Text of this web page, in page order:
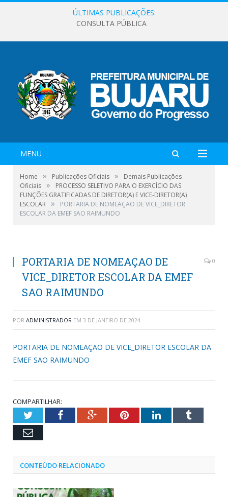
ÚLTIMAS PUBLICAÇÕES:
CONSULTA PÚBLICA
MENU
Home » Publicações Oficiais »
Demais Publicações
Oficiais »
PROCESSO SELETIVO PARA O EXERCÍCIO DAS
FUNÇÕES GRATIFICADAS DE DIRETOR(A) E VICE-DIRETOR(A)
ESCOLAR »
PORTARIA DE NOMEAÇAO DE VICE_DIRETOR
ESCOLAR DA EMEF SAO RAIMUNDO
PORTARIA DE NOMEAÇAO DE
VICE_DIRETOR ESCOLAR DA EMEF
SAO RAIMUNDO
0
POR ADMINISTRADOR EM 3 DE JANEIRO DE 2024
PORTARIA DE NOMEAÇAO DE VICE_DIRETOR ESCOLAR DA
EMEF SAO RAIMUNDO
COMPARTILHAR:
TwitterFacebookGoogle+PinterestLinkedInTumblr
Email
CONTEÚDO RELACIONADO